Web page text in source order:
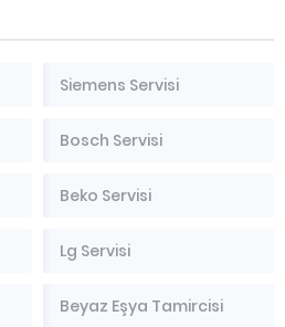
Siemens Servisi
Bosch Servisi
Beko Servisi
Lg Servisi
Beyaz Eşya Tamircisi